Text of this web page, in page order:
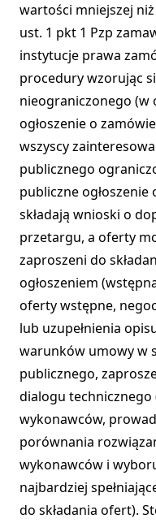
wartości mniejszej
ust. 1 pkt 1 Pzp
instytucje prawa
procedury wzorując
nieograniczonego (w
ogłoszenie o
wszyscy
publicznego
publiczne
składają wnioski o
przetargu, a oferty
zaproszeni do
ogłoszeniem
oferty wstępne,
lub uzupełnienia
warunków umowy w
publicznego,
dialogu
wykonawców,
porównania
wykonawców i
najbardziej
do składania ofert).